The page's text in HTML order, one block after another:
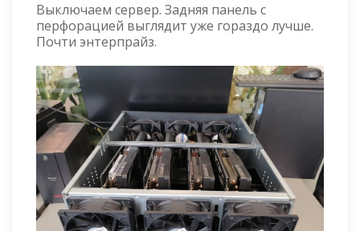
Выключаем сервер. Задняя панель с
перфорацией выглядит уже гораздо лучше.
Почти энтерпрайз.